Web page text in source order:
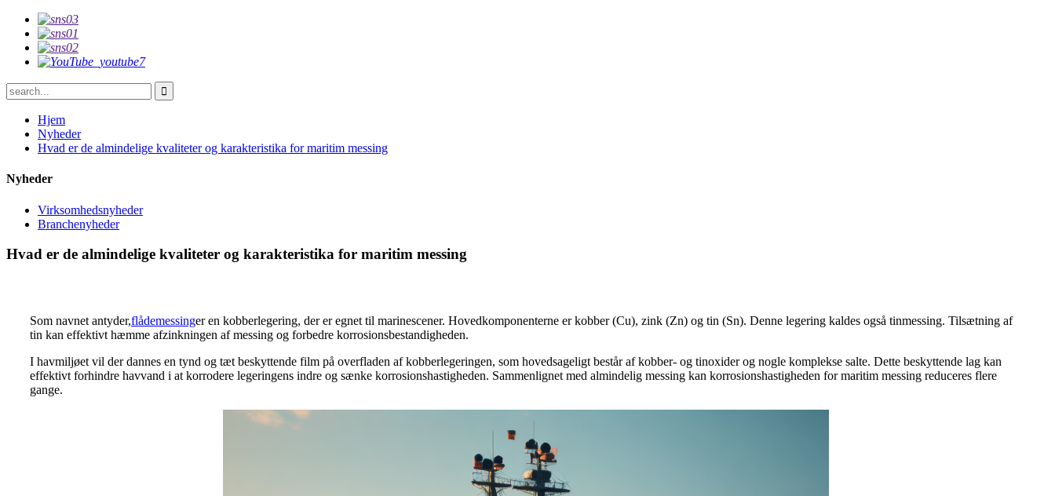
Hjem
Nyheder
Hvad er de almindelige kvaliteter og karakteristika for maritim messing
Nyheder
Virksomhedsnyheder
Branchenyheder
Hvad er de almindelige kvaliteter og karakteristika for maritim messing
Som navnet antyder,flådemessinger en kobberlegering, der er egnet til marinescener. Hovedkomponenterne er kobber (Cu), zink (Zn) og tin (Sn). Denne legering kaldes også tinmessing. Tilsætning af
tin kan effektivt hæmme afzinkningen af ​​messing og forbedre korrosionsbestandigheden.
I havmiljøet vil der dannes en tynd og tæt beskyttende film på overfladen af ​​kobberlegeringen, som hovedsageligt består af kobber- og tinoxider og nogle komplekse salte. Dette beskyttende lag kan
effektivt forhindre havvand i at korrodere legeringens indre og sænke korrosionshastigheden. Sammenlignet med almindelig messing kan korrosionshastigheden for maritim messing reduceres flere
gange.